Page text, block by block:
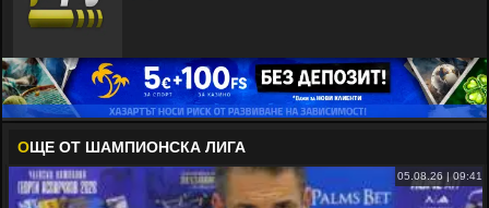
ОЩЕ ОТ ШАМПИОНСКА ЛИГА
05.08.26 | 09:41